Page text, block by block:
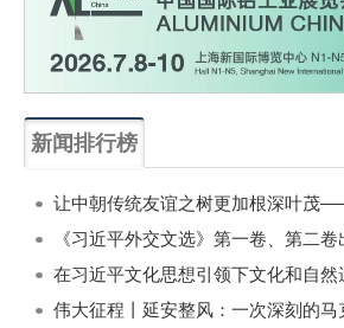
新闻排行榜
《习近平外交文选》第一卷、第二